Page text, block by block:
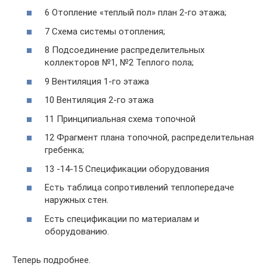
6 Отопление «теплый пол» план 2-го этажа;
7 Схема системы отопления;
8 Подсоединение распределительных
коллекторов №1, №2 Теплого пола;
9 Вентиляция 1-го этажа
10 Вентиляция 2-го этажа
11 Принципиальная схема топочной
12 Фрагмент плана топочной, распределительная
гребенка;
13 -14-15 Спецификации оборудования
Есть таблица сопротивлений теплопередаче
наружных стен.
Есть спецификации по материалам и
оборудованию.
Теперь подробнее.